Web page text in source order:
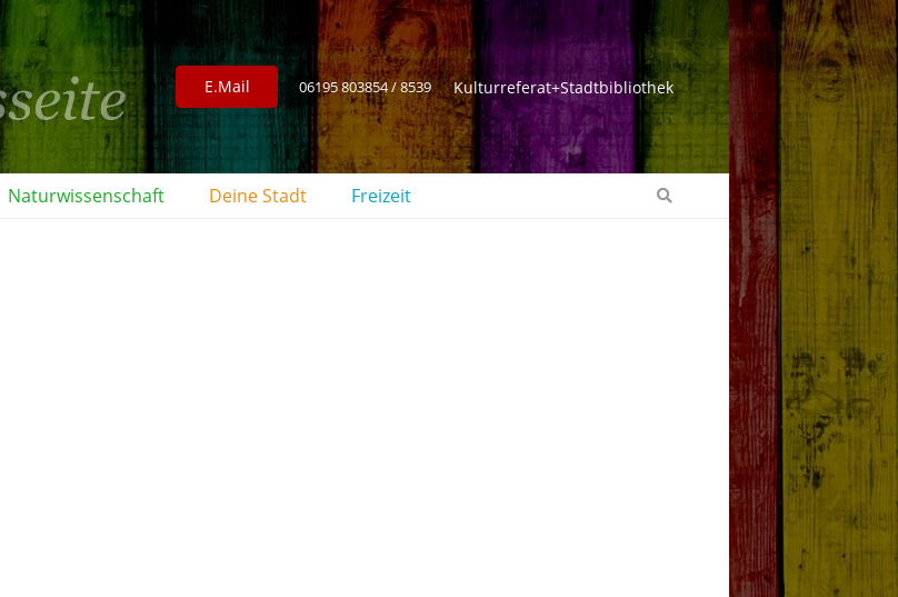
E.Mail 06195 803854 / 8539 Kulturreferat+Stadtbibliothek
Naturwissenschaft Deine Stadt Freizeit